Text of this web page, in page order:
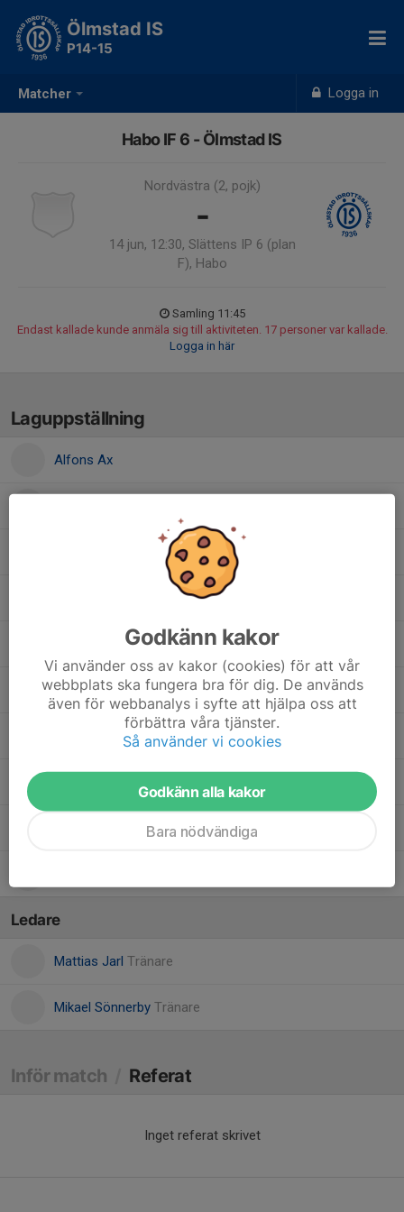
Matcher Logga in
Ölmstad IS
P14-15
Habo IF 6 - Ölmstad IS
Nordvästra (2, pojk)
-
14 jun, 12:30, Slättens IP 6 (plan
F), Habo
Samling 11:45
Endast kallade kunde anmäla sig till aktiviteten. 17 personer var kallade.
Logga in här
Laguppställning
Alfons Ax
Lasse Hinas Jarl
Liam Thell
Ralph Gustafsson
Ledare
Mattias Jarl Tränare
Mikael Sönnerby Tränare
Inför match Referat
Inget referat skrivet
Godkänn kakor
Vi använder oss av kakor (cookies) för att vår
webbplats ska fungera bra för dig. De används
även för webbanalys i syfte att hjälpa oss att
förbättra våra tjänster.
Så använder vi cookies
Godkänn alla kakor
Bara nödvändiga